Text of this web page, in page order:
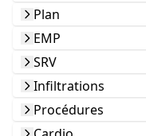
Plan
EMP
SRV
Infiltrations
Procédures